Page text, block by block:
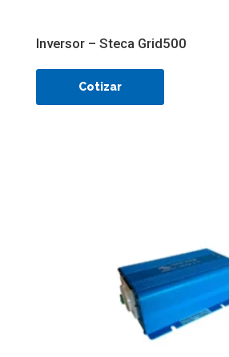
Inversor – Steca Grid500
Cotizar